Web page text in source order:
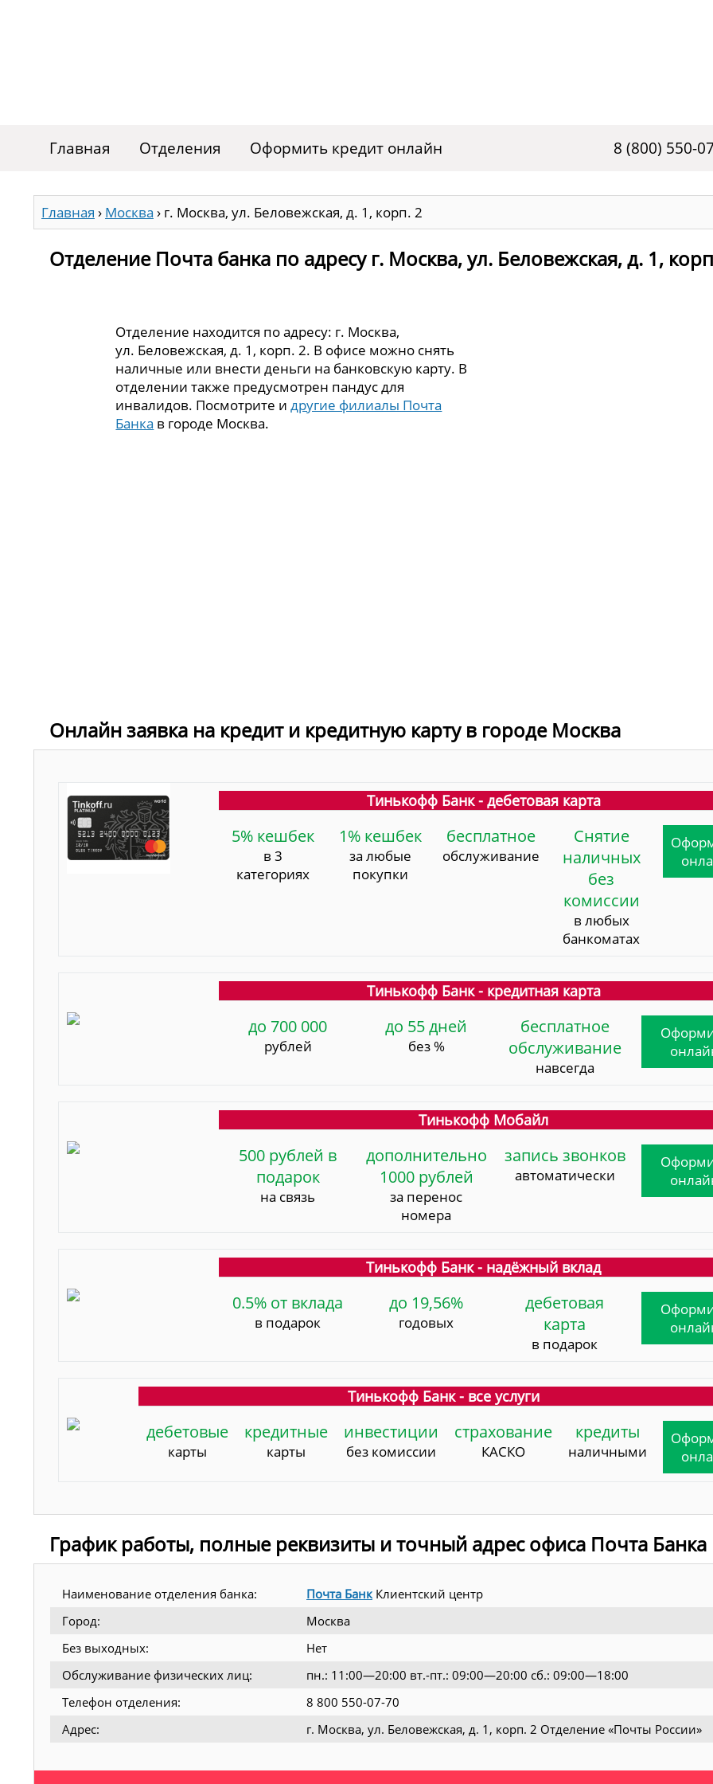
Главная Отделения Оформить кредит онлайн 8 (800) 550-
Главная › Москва › г. Москва, ул. Беловежская, д. 1, корп. 2
Отделение Почта банка по адресу г. Москва, ул. Беловежская, д. 1,
Отделение находится по адресу: г. Москва,
ул. Беловежская, д. 1, корп. 2. В офисе можно снять
наличные или внести деньги на банковскую карту. В
отделении также предусмотрен пандус для
инвалидов. Посмотрите идругие филиалы Почта
Банка в городе Москва.
Онлайн заявка на кредит и кредитную карту в городе Москва
Тинькофф Банк - дебетовая карта
5% кешбек
в 3
категориях
1% кешбек
за любые
покупки
бесплатное
обслуживание
Снятие
наличных
без
комиссии
в любых
банкоматах
Тинькофф Банк - кредитная карта
до 700 000
рублей
до 55 дней
без %
бесплатное
обслуживание
навсегда
Тинькофф Мобайл
500 рублей в
подарок
на связь
дополнительно
1000 рублей
за перенос
номера
запись звонков
автоматически
Тинькофф Банк - надёжный вклад
0.5% от вклада
в подарок
до 19,56%
годовых
дебетовая
карта
в подарок
Тинькофф Банк - все услуги
дебетовые
карты
кредитные
карты
инвестиции
без комиссии
страхование
КАСКО
кредиты
наличными
График работы, полные реквизиты и точный адрес офиса Почта Банка
Наименование отделения банка: Почта Банк Клиентский центр
Город:
Москва
Без выходных:
Нет
Обслуживание физических лиц:
пн.: 11:00—20:00 вт.-пт.: 09:00—20:00 сб.: 09:00—18:00
Телефон отделения:
8 800 550-07-70
Адрес:
г. Москва, ул. Беловежская, д. 1, корп. 2 Отделение «Почты России»